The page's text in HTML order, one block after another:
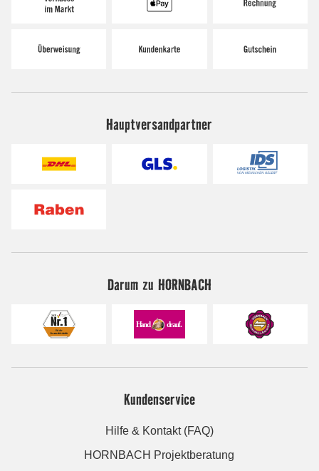
Hauptversandpartner
Darum zu HORNBACH
Kundenservice
Hilfe & Kontakt (FAQ)
HORNBACH Projektberatung